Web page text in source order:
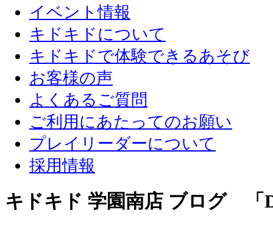
イベント情報
キドキドについて
キドキドで体験できるあそび
お客様の声
よくあるご質問
ご利用にあたってのお願い
プレイリーダーについて
採用情報
キドキド 学園南店 ブログ 「